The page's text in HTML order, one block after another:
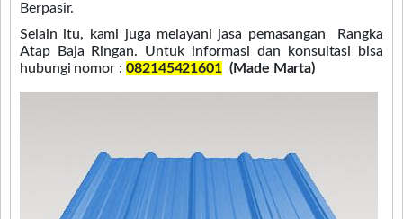
Berpasir.
Selain itu, kami juga melayani jasa pemasangan Rangka
Atap Baja Ringan. Untuk informasi dan konsultasi bisa
hubungi nomor : 082145421601 (Made Marta)